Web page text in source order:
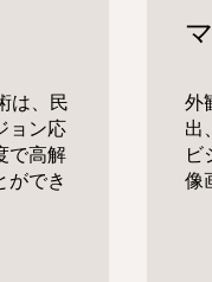
は、民
ョン応
で高解
ができ
外
出
ビ
像